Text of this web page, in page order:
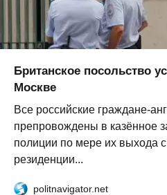
Британское посольство
Москве
Все российские граждане-
препровождены в казённое
полиции по мере их выхода
резиденции...
politnavigator.net